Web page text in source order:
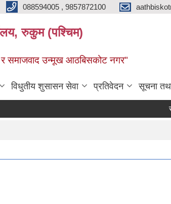
088594005 , 9857872100
रुकुम (पश्चिम)
समाजवाद उन्मूख आठबिसकोट नगर"
विधुतीय शुसासन सेवा प्रतिवेदन सूचना